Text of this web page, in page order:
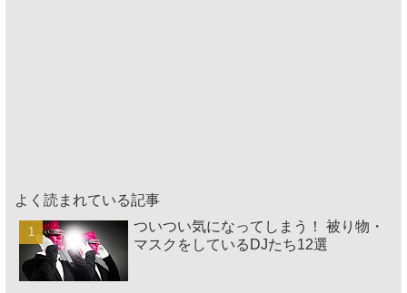
よく読まれている記事
ついつい気になってしまう！ 被り物・
マスクをしているDJたち12選